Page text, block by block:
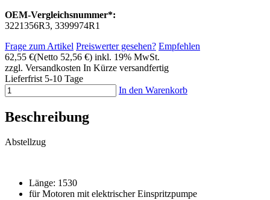
OEM-Vergleichsnummer*:
3221356R3, 3399974R1
Frage zum Artikel Preiswerter gesehen? Empfehlen
62,55 €(Netto 52,56 €) inkl. 19% MwSt.
zzgl. Versandkosten In Kürze versandfertig
Lieferfrist 5-10 Tage
In den Warenkorb
Beschreibung
Abstellzug
Länge: 1530
für Motoren mit elektrischer Einspritzpumpe